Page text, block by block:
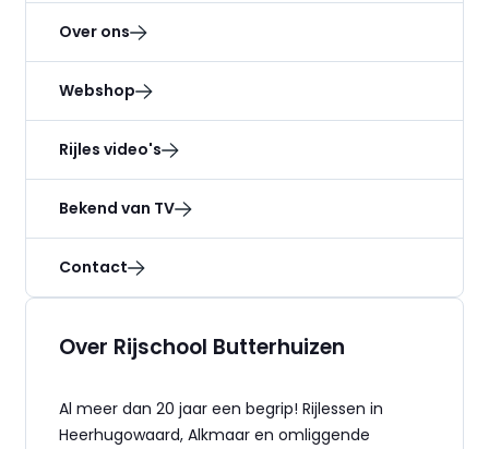
Over ons
Webshop
Rijles video's
Bekend van TV
Contact
Over Rijschool Butterhuizen
Al meer dan 20 jaar een begrip! Rijlessen in
Heerhugowaard, Alkmaar en omliggende